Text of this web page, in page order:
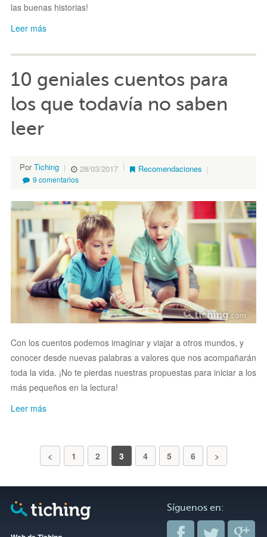
las buenas historias!
Leer más
10 geniales cuentos para
los que todavía no saben
leer
PorTiching 28/03/2017 Recomendaciones
9 comentarios
Con los cuentos podemos imaginar y viajar a otros mundos, y
conocer desde nuevas palabras a valores que nos acompañarán
toda la vida. ¡No te pierdas nuestras propuestas para iniciar a los
más pequeños en la lectura!
Leer más
< 1 2 3 4 5 6 >
Síguenos en: